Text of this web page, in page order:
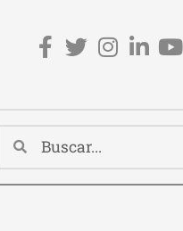
Redes sociales cabecera